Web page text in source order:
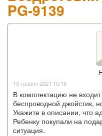
PG-9139
13 травня 2021 10:15
В комплектацию не
беспроводной джойстик,
Укажите в описании, что
Ребенку покупали на
ситуация.